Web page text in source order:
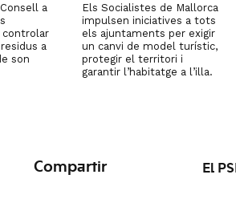
a
a
son
Els Socialistes de Mallorca
impulsen iniciatives a tots
els ajuntaments per exigir
un canvi de model turístic,
protegir el territori i
garantir l’habitatge a l’illa.
Compartir
El